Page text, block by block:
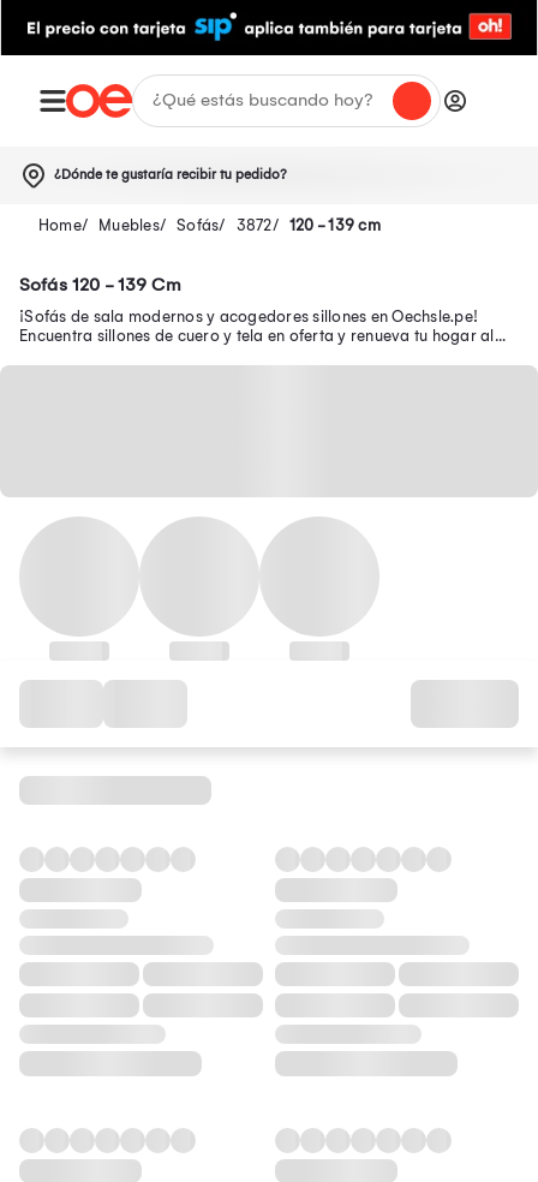
¿Dónde te gustaría recibir tu pedido?
Muebles Sofás 3872 120 - 139 cm
Sofás 120 - 139 Cm
¡Sofás de sala modernos y acogedores sillones en Oechsle.pe!
Encuentra sillones de cuero y tela en oferta y renueva tu hogar al